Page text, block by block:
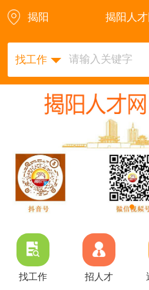
揭阳 揭阳人才
找工作
找工作 招人才